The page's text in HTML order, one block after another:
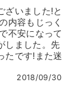
ざいました!と
内容もじっく
不安になって
しました。先
たです!また迷
2018/09/30